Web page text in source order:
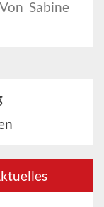
Von Sabine